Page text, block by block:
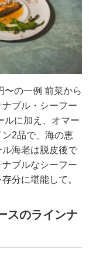
〜の一例 前菜から
ブル・シーフー
ルに加え、オマー
2品で、海の恵
海老は脱皮後で
ブルなシーフー
分に堪能して。
スのラインナ